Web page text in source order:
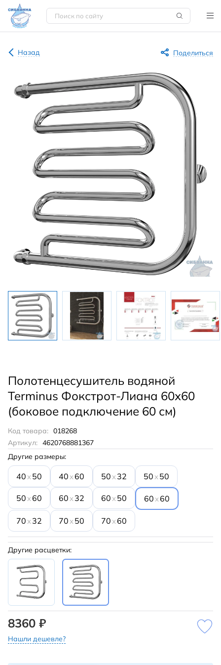
Назад Поделиться
Полотенцесушитель водяной
Terminus Фокстрот-Лиана 60х60
(боковое подключение 60 см)
Код товара: 018268
Артикул: 4620768881367
Другие размеры:
40 x 50 40 x 60 50 x 32 50 x 50
50 x 60 60 x 32 60 x 50 60 x 60
70 x 32 70 x 50 70 x 60
Другие расцветки:
8360 ₽
Нашли дешевле?